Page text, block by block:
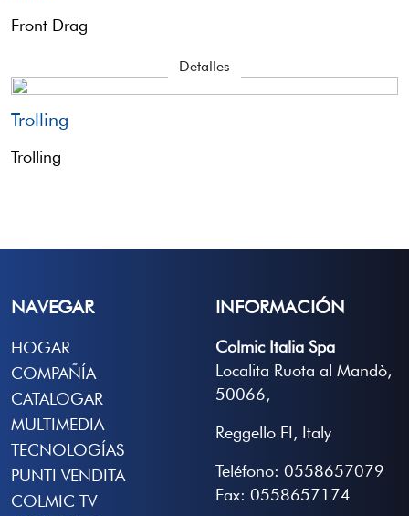
Front Drag
Detalles
Trolling
Trolling
NAVEGAR
HOGAR
COMPAÑÍA
CATALOGAR
MULTIMEDIA
TECNOLOGÍAS
PUNTI VENDITA
COLMIC TV
INFORMACIÓN
Colmic Italia Spa
Localita Ruota al Mandò,
50066,
Reggello FI, Italy
Teléfono: 0558657079
Fax: 0558657174